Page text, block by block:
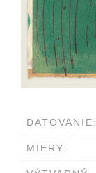
DATOVANIE:
MIERY: